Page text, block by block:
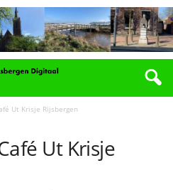
Ut Krisje Rijsbergen
Ut Krisje